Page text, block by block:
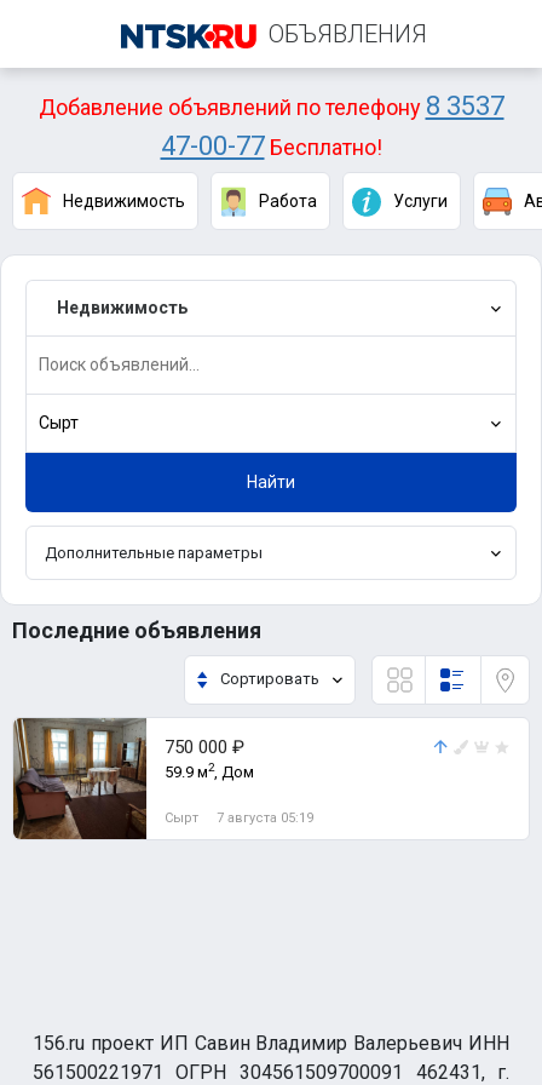
ОБЪЯВЛЕНИЯ
Добавление объявлений по телефону 8 3537
47-00-77Бесплатно!
Недвижимость Работа Услуги
Недвижимость
Сырт
Найти
Дополнительные параметры
Последние объявления
Сортировать
750 000 ₽
59.9 м2, Дом
Сырт 7 августа 05:19
156.ru проект ИП Савин Владимир Валерьевич ИНН
561500221971 ОГРН 304561509700091 462431, г.